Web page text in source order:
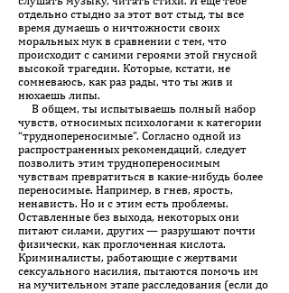
отдельно стыдно за этот вот стыд, ты все
время думаешь о ничтожности своих
моральных мук в сравнении с тем, что
происходит с самими героями этой гнусной
высокой трагедии. Которые, кстати, не
сомневаюсь, как раз рады, что ты жив и
нюхаешь липы.
В общем, ты испытываешь полный набор
чувств, относимых психологами к категории
“труднопереносимые”. Согласно одной из
распространенных рекомендаций, следует
позволить этим труднопереносимым
чувствам превратиться в какие-нибудь более
переносимые. Например, в гнев, ярость,
ненависть. Но и с этим есть проблемы.
Оставленные без выхода, некоторых они
питают силами, других — разрушают почти
физически, как проглоченная кислота.
Криминалисты, работающие с жертвами
сексуального насилия, пытаются помочь им
на мучительном этапе расследования (если до